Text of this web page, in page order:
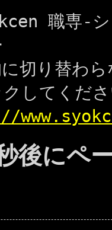
職専-
切り替わ
してくだ
後にペ